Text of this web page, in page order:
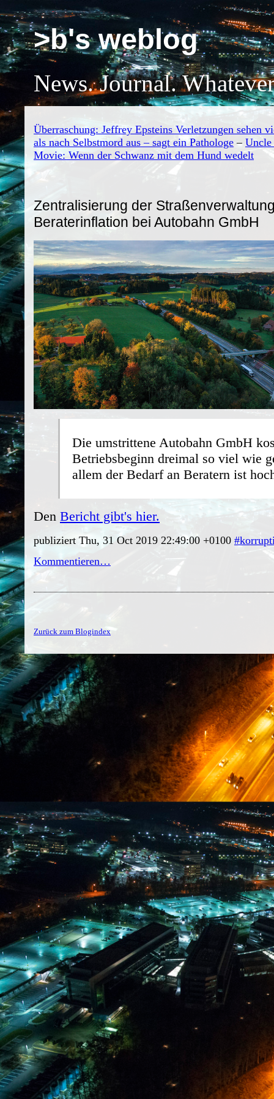
>b's weblog
News. Journal.
Überraschung: Jeffrey Epsteins Verletzungen sehen
als nach Selbstmord aus – sagt ein Pathologe – Uncle
Movie: Wenn der Schwanz mit dem Hund wedelt
Zentralisierung der
Beraterinflation bei Autobahn GmbH
Die umstrittene Autobahn GmbH
Betriebsbeginn dreimal so viel wie
allem der Bedarf an Beratern ist
Den Bericht gibt's hier.
publiziert Thu, 31 Oct 2019 22:49:00 +0100
Kommentieren…
Zurück zum Blogindex